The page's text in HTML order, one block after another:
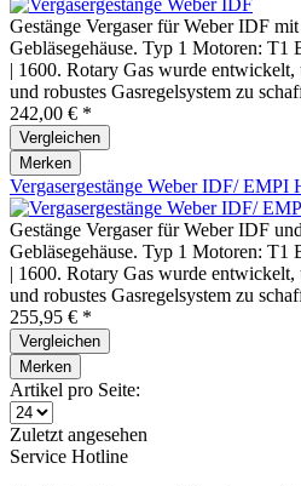
Gestänge Vergaser für Weber IDF
Gebläsegehäuse. Typ 1 Motoren: T1
| 1600. Rotary Gas wurde
und robustes Gasregelsystem zu
242,00 € *
Vergleichen
Merken
Vergasergestänge Weber IDF/ EMPI
Gestänge Vergaser für Weber IDF
Gebläsegehäuse. Typ 1 Motoren: T1
| 1600. Rotary Gas wurde
und robustes Gasregelsystem zu
255,95 € *
Vergleichen
Merken
Artikel pro Seite:
Zuletzt angesehen
Service Hotline